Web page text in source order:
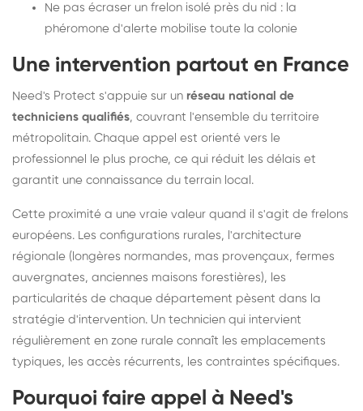
Ne pas écraser un frelon isolé près du nid : la
phéromone d'alerte mobilise toute la colonie
Une intervention partout en France
Need's Protect s'appuie sur un réseau national de
techniciens qualifiés, couvrant l'ensemble du territoire
métropolitain. Chaque appel est orienté vers le
professionnel le plus proche, ce qui réduit les délais et
garantit une connaissance du terrain local.
Cette proximité a une vraie valeur quand il s'agit de frelons
européens. Les configurations rurales, l'architecture
régionale (longères normandes, mas provençaux, fermes
auvergnates, anciennes maisons forestières), les
particularités de chaque département pèsent dans la
stratégie d'intervention. Un technicien qui intervient
régulièrement en zone rurale connaît les emplacements
typiques, les accès récurrents, les contraintes spécifiques.
Pourquoi faire appel à Need's